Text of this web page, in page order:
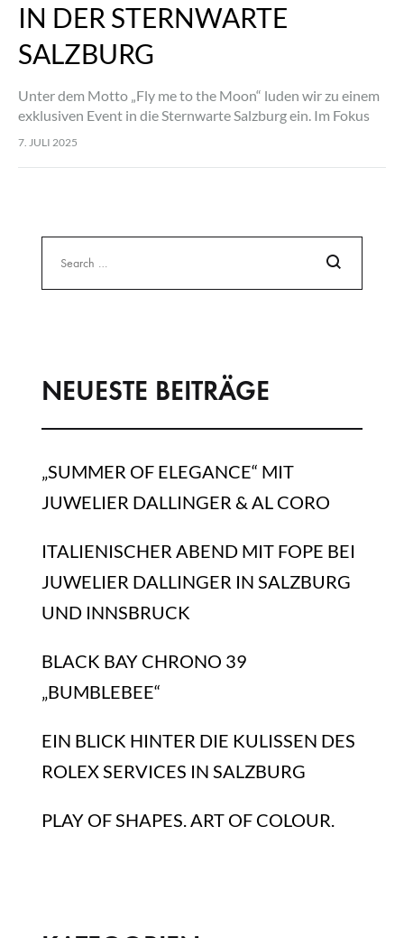
IN DER STERNWARTE
SALZBURG
Unter dem Motto „Fly me to the Moon“ luden wir zu einem
exklusiven Event in die Sternwarte Salzburg ein. Im Fokus
standen edle Uhren, feiner Schmuck – und die Faszination…
7. JULI 2025
NEUESTE BEITRÄGE
„SUMMER OF ELEGANCE“ MIT
JUWELIER DALLINGER & AL CORO
ITALIENISCHER ABEND MIT FOPE BEI
JUWELIER DALLINGER IN SALZBURG
UND INNSBRUCK
BLACK BAY CHRONO 39
„BUMBLEBEE“
EIN BLICK HINTER DIE KULISSEN DES
ROLEX SERVICES IN SALZBURG
PLAY OF SHAPES. ART OF COLOUR.